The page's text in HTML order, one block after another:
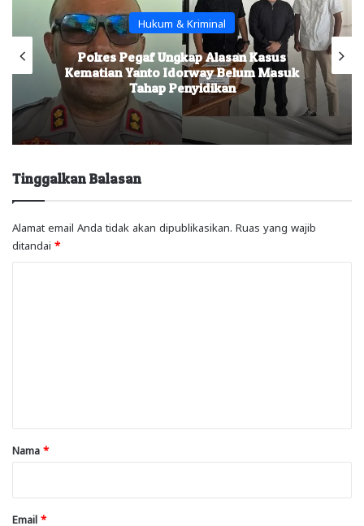
Hukum & Kriminal
Polres Pegaf Ungkap Alasan Kasus
Kematian Yanto Idorway Belum Masuk
Tahap Penyidikan
Tinggalkan Balasan
Alamat email Anda tidak akan dipublikasikan. Ruas yang wajib
ditandai *
rNama *
Email *